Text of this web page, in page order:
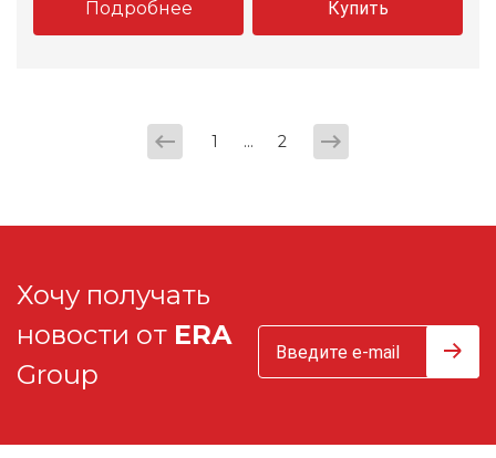
Подробнее Купить
1 ... 2
Хочу получать
новости от ERA
Group